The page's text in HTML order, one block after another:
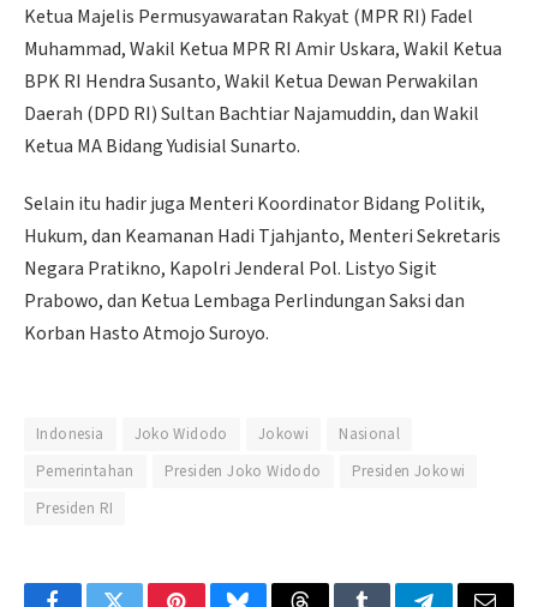
Ketua Majelis Permusyawaratan Rakyat (MPR RI) Fadel
Muhammad, Wakil Ketua MPR RI Amir Uskara, Wakil Ketua
BPK RI Hendra Susanto, Wakil Ketua Dewan Perwakilan
Daerah (DPD RI) Sultan Bachtiar Najamuddin, dan Wakil
Ketua MA Bidang Yudisial Sunarto.
Selain itu hadir juga Menteri Koordinator Bidang Politik,
Hukum, dan Keamanan Hadi Tjahjanto, Menteri Sekretaris
Negara Pratikno, Kapolri Jenderal Pol. Listyo Sigit
Prabowo, dan Ketua Lembaga Perlindungan Saksi dan
Korban Hasto Atmojo Suroyo.
Indonesia Joko Widodo Jokowi
Nasional
Pemerintahan
Presiden Joko Widodo
Presiden Jokowi
Presiden RI